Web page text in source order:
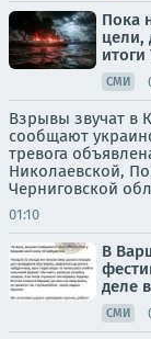
Пока
цели,
итоги
СМИ
Взрывы звучат в
сообщают
тревога
Николаевской,
Черниговской
01:10
В
деле
СМИ